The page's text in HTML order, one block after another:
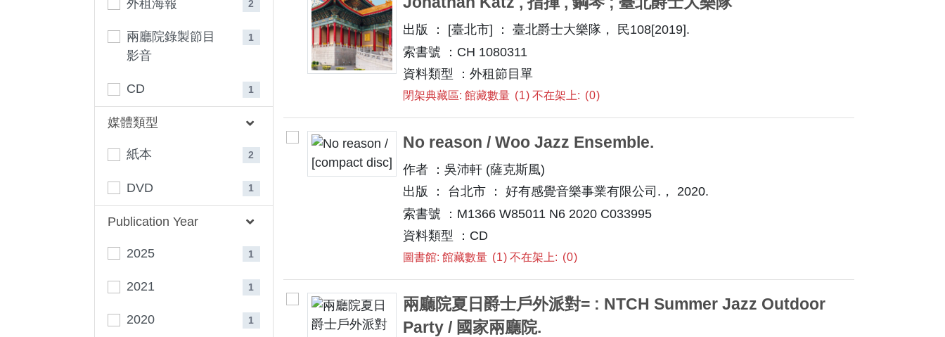
外租海報 2
兩廳院錄製節目
影音
1
CD 1
媒體類型
紙本 2
DVD 1
Publication Year
2025 1
2021 1
2020 1
出版 ： [臺北市] ： 臺北爵士大樂隊， 民108[2019].
索書號 ：CH 1080311
資料類型 ：外租節目單
閉架典藏區: 館藏數量 1 不在架上: 0
No reason / Woo Jazz Ensemble.
作者 ：吳沛軒 (薩克斯風)
出版 ： 台北市 ： 好有感覺音樂事業有限公司.， 2020.
索書號 ：M1366 W85011 N6 2020 C033995
資料類型 ：CD
圖書館: 館藏數量 1 不在架上: 0
兩廳院夏日爵士戶外派對= : NTCH Summer Jazz Outdoor
Party / 國家兩廳院.